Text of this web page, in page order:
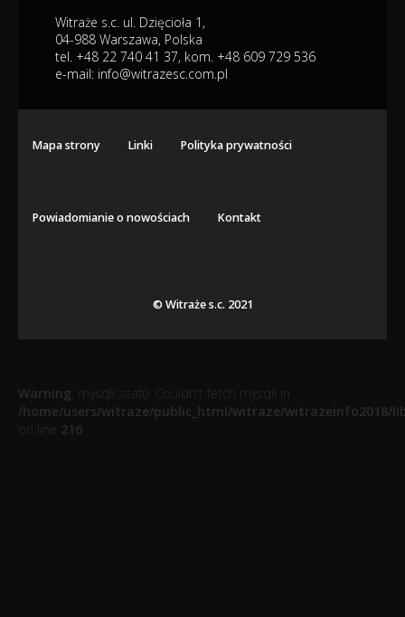
Witraże s.c. ul. Dzięcioła 1,
04-988 Warszawa, Polska
tel. +48 22 740 41 37, kom. +48 609 729 536
e-mail: info@witrazesc.com.pl
Mapa strony Linki Polityka prywatności
Powiadomianie o nowościach Kontakt
© Witraże s.c. 2021
Warning: mysqli::stat(): Couldn't fetch mysqli in
/home/users/witraze/public_html/witraze/witrazeinfo2018/
on line 216